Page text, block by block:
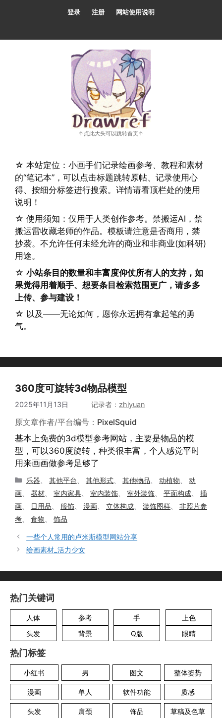
容
登录 注册 网站使用说明
☆ 本站定位：小画手们记录绘画参考、教程和素材
的“笔记本”，可以点击标题跳转原帖、记录使用心
得、按细分标签进行搜索。详情请看顶栏处的使用
说明！
☆ 使用须知：仅用于人类创作参考。禁搬运Al，禁
搬运雷收藏老师的作品。模板请注意是否商用，禁
抄袭。不允许任何未经允许的商业和非商业(如科研)
用途。
☆ 小站条目的数量和丰富度仰仗所有人的支持，如
果觉得用着顺手、想要条目检索范围更广，请多多
上传、参与建设！
☆ 以及——无论如何，愿你永远拥有拿起笔的勇
气。
360度可旋转3d物品模型
2025年11月13日 zhiyuan
原文章作者/平台编号： PixelSquid
基本上免费的3d模型参考网站，主要是物品的模
型，可以360度旋转，种类很丰富，个人感觉平时
用来画画做参考足够了
分
类
乐器 、其他平台 、其他形式 、其他物品 、动植物 、动
画
器材 室内家具 室内装饰 室外装饰 平面构成
插
画
日用品 服饰 漫画 立体构成 装饰图样
非照片参
考
食物 饰品
一些个人常用的卢米斯模型网站分享
绘画素材_活力少女
热门关键词
人体 参考 手
上色
头发
背景 Q版 眼睛
热门标签
小红书 男 图文 整体姿势
漫画 单人 软件功能 质感
头发 肩颈 饰品 草稿及色草